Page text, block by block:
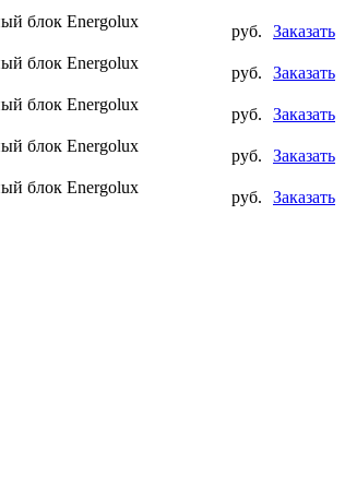
блок Energolux
руб.
Заказать
блок Energolux
руб.
Заказать
блок Energolux
руб.
Заказать
блок Energolux
руб.
Заказать
блок Energolux
руб.
Заказать